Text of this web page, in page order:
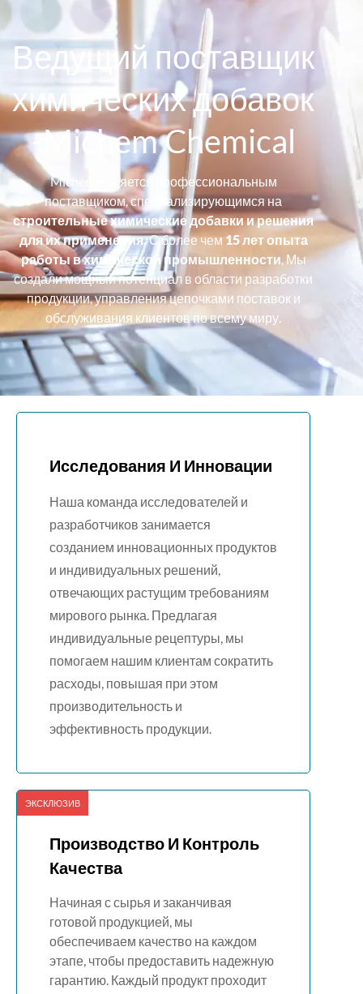
Ведущий поставщик
химических добавок
-Michem Chemical
Michem является профессиональным
поставщиком, специализирующимся на
строительные химические добавки и решения
для их применения.С более чем 15 лет опыта
работы в химической промышленности, Мы
создали мощный потенциал в области разработки
продукции, управления цепочками поставок и
обслуживания клиентов по всему миру.
Исследования И Инновации
Наша команда исследователей и
разработчиков занимается
созданием инновационных продуктов
и индивидуальных решений,
отвечающих растущим требованиям
мирового рынка. Предлагая
индивидуальные рецептуры, мы
помогаем нашим клиентам сократить
расходы, повышая при этом
производительность и
эффективность продукции.
Производство И Контроль
Качества
Начиная с сырья и заканчивая
готовой продукцией, мы
обеспечиваем качество на каждом
этапе, чтобы предоставить надежную
гарантию. Каждый продукт проходит
ЭКСКЛЮЗИВ